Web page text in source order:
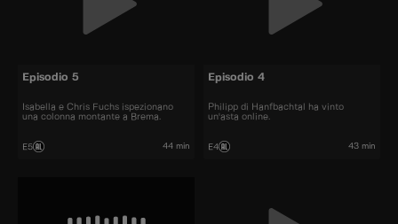
Episodio 5
Isabella e Chris Fuchs ispezionano
una colonna montante a Brema.
E5 44 min
Episodio 4
Philipp di Hanfbachtal ha vinto
un'asta online.
E4 43 min